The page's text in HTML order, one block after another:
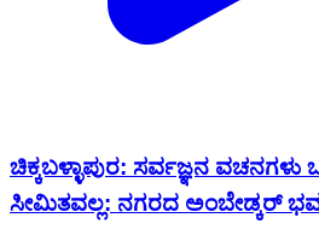
ಚಿಕ್ಕಬಳ್ಳಾಪುರ: ಸರ್ವಜ್ಞನ ವಚನಗಳು
ಸೀಮಿತವಲ್ಲ: ನಗರದ ಅಂಬೇಡ್ಕರ್